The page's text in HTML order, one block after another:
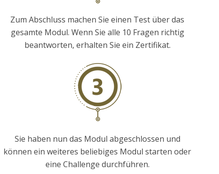
Zum Abschluss machen Sie einen Test über das
gesamte Modul. Wenn Sie alle 10 Fragen richtig
beantworten, erhalten Sie ein Zertifikat.
Sie haben nun das Modul abgeschlossen und
können ein weiteres beliebiges Modul starten oder
eine Challenge durchführen.